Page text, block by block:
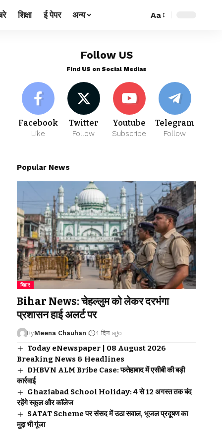
शिक्षा ई पेपर अन्य Aa
Follow US
Find US on Social Medias
Facebook
Like
Twitter
Follow
Youtube
Subscribe
Telegram
Follow
Popular News
बिहार
Bihar News: चेहल्लुम को लेकर दरभंगा
प्रशासन हाई अलर्ट पर
ByMeena Chauhan 4 दिन ago
Today eNewspaper | 08 August 2026
Breaking News & Headlines
DHBVN ALM Bribe Case: फतेहाबाद में एसीबी की बड़ी
कार्रवाई
Ghaziabad School Holiday: 4 से 12 अगस्त तक बंद
रहेंगे स्कूल और कॉलेज
SATAT Scheme पर संसद में उठा सवाल, भूजल प्रदूषण का
मुद्दा भी गूंजा